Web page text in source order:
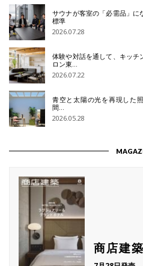
サウナが客室の「必需品」
標準
2026.07.28
体験や対話を通して、キッチ
ロン東…
2026.07.22
青空と太陽の光を再現した
間…
2026.05.28
商店建